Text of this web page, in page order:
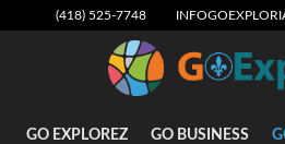
(418) 525-7748
GO EXPLOREZ GO BUSINESS